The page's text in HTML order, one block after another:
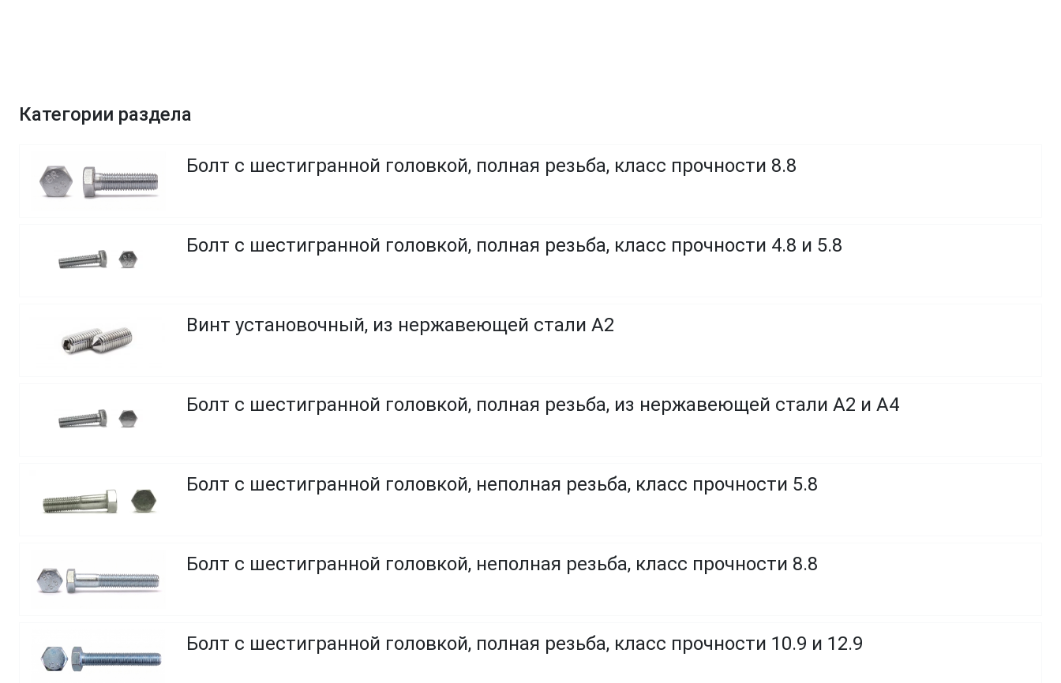
Категории раздела
Болт с шестигранной головкой, полная резьба, класс прочности 8.8
Болт с шестигранной головкой, полная резьба, класс прочности 4.8 и 5.8
Винт установочный, из нержавеющей стали A2
Болт с шестигранной головкой, полная резьба, из нержавеющей стали A2 и A4
Болт с шестигранной головкой, неполная резьба, класс прочности 5.8
Болт с шестигранной головкой, неполная резьба, класс прочности 8.8
Болт с шестигранной головкой, полная резьба, класс прочности 10.9 и 12.9